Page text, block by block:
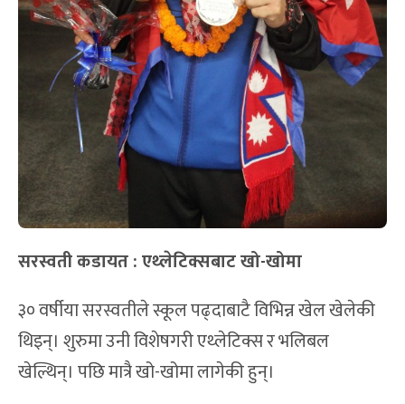
सरस्वती कडायत : एथ्लेटिक्सबाट खो-खोमा
३० वर्षीया सरस्वतीले स्कूल पढ्दाबाटै विभिन्न खेल खेलेकी
थिइन्। शुरुमा उनी विशेषगरी एथ्लेटिक्स र भलिबल
खेल्थिन्। पछि मात्रै खो-खोमा लागेकी हुन्।